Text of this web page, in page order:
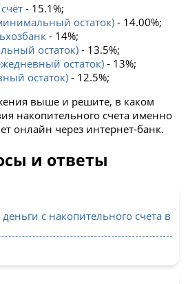
- 15.1%;
остаток) - 14.00%;
- 14%;
остаток)- 13.5%;
остаток) - 13%;
остаток) - 12.5%;
выше и решите, в каком
накопительного счета именно
онлайн через интернет-банк.
и ответы
с накопительного счета в